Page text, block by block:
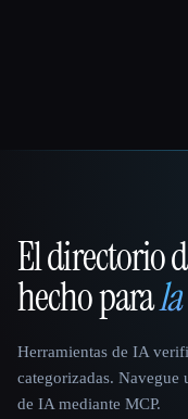
That AI
El directorio
hecho para
Herramientas de IA
categorizadas. Navegue
de IA mediante MCP.